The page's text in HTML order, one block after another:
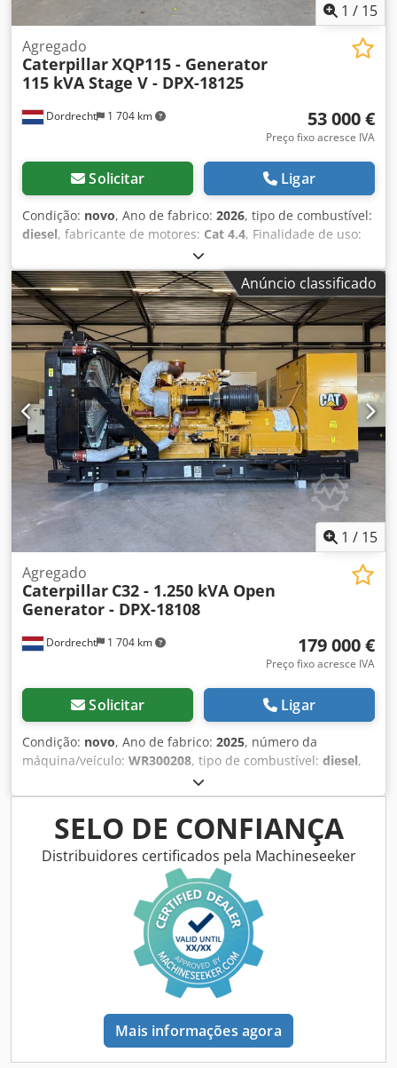
1 / 15
Dordrecht 1 704 km
Agregado
CaterpillarXQP115 - Generator
115 kVA Stage V - DPX-18125
53 000 €
Preço fixo acresce IVA
Solicitar Ligar
Condição: novo, Ano de fabrico: 2026, tipo de combustível:
diesel, fabricante de motores: Cat 4.4, Finalidade de uso:
Construção Civil Peso vazio: 2.527 kg Potência do gerador:
115 kVA Dimensões do compartimento de carga: 297 x 115
x 207 cm Certificação CE: sim Nível de emissões: Stage V /
Tier IV final Volume do tanque de água: 518 l País de
produção: CN Entre em contato com a equipe DPX para
mais informações. = Outras opções e acessórios = - Bateria
Dwedozc Dv Hspfx Am Tea - Painel de controle - Teto em
aço - Caminhão-pipa
Anúncio classificado
1 / 15
Dordrecht 1 704 km
Agregado
Caterpillar C32 - 1.250 kVA Open
Generator - DPX-18108
179 000 €
Preço fixo acresce IVA
Solicitar Ligar
Condição: novo, Ano de fabrico: 2025, número da
máquina/veículo: WR300208, tipo de combustível: diesel,
1 000 kW (1 359,62 cv)
Caterpillar C32, Finalidade: Construção civil Peso vazio:
6.985 kg Djdpfxoxq Up Eo Am Towa Potência do gerador:
1.250 kVA Dimensões do compartimento de carga: 464 x
168 x 216 cm Marcação CE: sim País de fabricação: EUA
Entre em contato com a equipe DPX para mais
informações. = Outras opções e acessórios = - Painel de
SELO DE CONFIANÇA
Distribuidores certificados pela Machineseeker
Mais informações agora